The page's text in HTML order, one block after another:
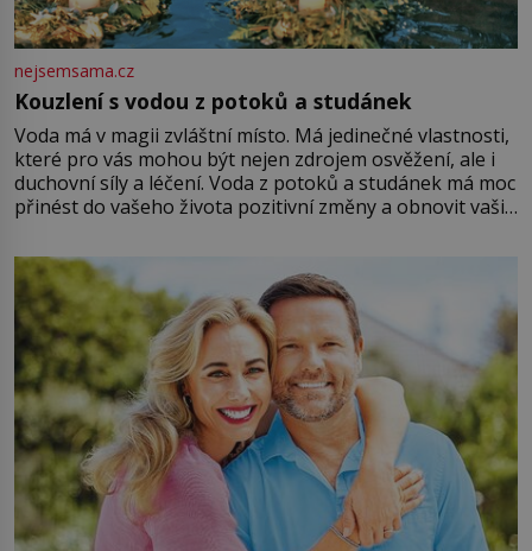
nejsemsama.cz
Kouzlení s vodou z potoků a studánek
Voda má v magii zvláštní místo. Má jedinečné vlastnosti,
které pro vás mohou být nejen zdrojem osvěžení, ale i
duchovní síly a léčení. Voda z potoků a studánek má moc
přinést do vašeho života pozitivní změny a obnovit vaši
můžete obohatit své rituály a přinést do svého života
větší harmonii a klid. Je důležité